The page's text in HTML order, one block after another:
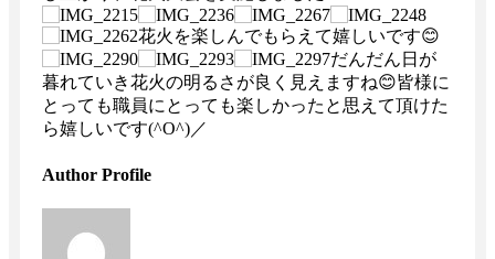
花火を楽しんでもらえて嬉しいです😊
だんだん日が
暮れていき花火の明るさが良く見えますね😊皆様に
とっても職員にとっても楽しかったと思えて頂けた
ら嬉しいです(^O^)／
Author Profile